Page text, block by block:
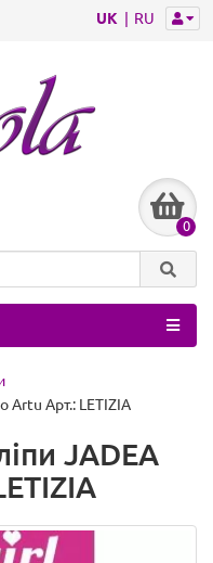
UK RU
0
Artu Арт.: LETIZIA
JADEA